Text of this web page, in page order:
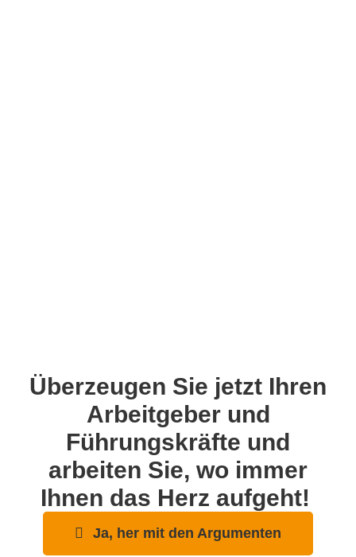
Überzeugen Sie jetzt Ihren
Arbeitgeber und
Führungskräfte und
arbeiten Sie, wo immer
Ihnen das Herz aufgeht!
Ja, her mit den Argumenten